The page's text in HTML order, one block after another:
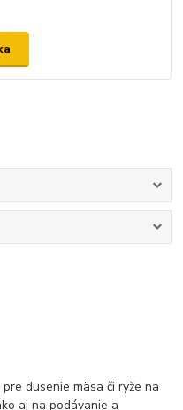
dusenie mäsa či ryže na
aj na podávanie a